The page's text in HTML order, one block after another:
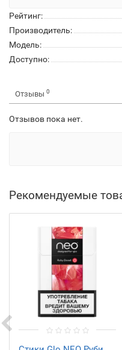
Рейтинг:
Производитель:
Модель:
Доступно:
Отзывы 0
Отзывов пока нет.
Рекомендуемые